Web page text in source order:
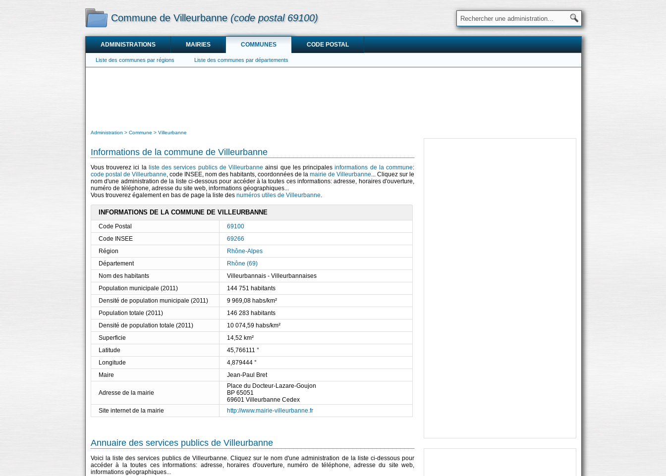
Commune de Villeurbanne (code postal 69100)
ADMINISTRATIONS MAIRIES COMMUNES CODE POSTAL
Liste des communes par régions Liste des communes par départements
Administration Commune Villeurbanne
Informations de la commune de Villeurbanne
Vous trouverez ici la liste des services publics de Villeurbanne ainsi que les principalesinformations de la commune:
code postal de Villeurbanne, code INSEE, nom des habitants, coordonnées de la mairie de Villeurbanne... Cliquez sur le
nom d'une administration de la liste ci-dessous pour accéder à la toutes ces informations: adresse, horaires d'ouverture,
numéro de téléphone, adresse du site web, informations géographiques...
Vous trouverez également en bas de page la liste des numéros utiles de Villeurbanne.
INFORMATIONS DE LA COMMUNE DE VILLEURBANNE
Code Postal
69100
Code INSEE
69266
Région
Rhône-Alpes
Département
Rhône (69)
Nom des habitants
Villeurbannais - Villeurbannaises
Population municipale (2011)
144 751 habitants
Densité de population municipale (2011)
9 969,08 habs/km²
Population totale (2011)
146 283 habitants
Densité de population totale (2011)
10 074,59 habs/km²
Superficie
14,52 km²
Latitude
45,766111 °
Longitude
4,879444 °
Maire
Jean-Paul Bret
Adresse de la mairie
Place du Docteur-Lazare-Goujon
BP 65051
69601 Villeurbanne Cedex
Site internet de la mairie
http://www.mairie-villeurbanne.fr
Annuaire des services publics de Villeurbanne
Voici la liste des services publics de Villeurbanne. Cliquez sur le nom d'une administration de la liste ci-dessous pour
accéder à la toutes ces informations: adresse, horaires d'ouverture, numéro de téléphone, adresse du site web,
informations géographiques...